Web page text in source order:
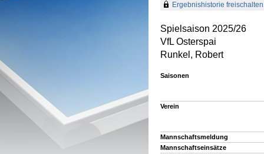
Ergebnishistorie freischalten
Spielsaison 2025/26
VfL Osterspai
Runkel, Robert
Saisonen
Verein
Mannschaftsmeldung
Mannschaftseinsätze